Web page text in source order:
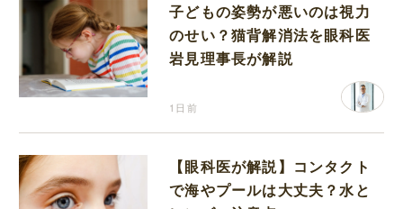
子どもの姿勢が悪いのは視力
のせい？猫背解消法を眼科医
岩見理事長が解説
1日前
【眼科医が解説】コンタクト
で海やプールは大丈夫？水と